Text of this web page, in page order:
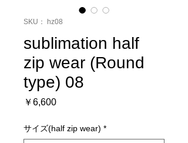
SKU： hz08
sublimation half
zip wear (Round
type) 08
￥6,600価
サイズ(half zip wear) *